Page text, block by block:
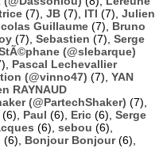
(7), JB (7), ITI (7), Julien
Guillaume (7), Bruno
(7), Sebastien (7), Serge
(@slebarque)
Pascal Lechevallier
(@vinno47) (7), YAN
RAYNAUD
(@PartechShaker) (7),
(6), Paul (6), Eric (6), Serge
(6), sebou (6),
(6), Bonjour Bonjour(6),